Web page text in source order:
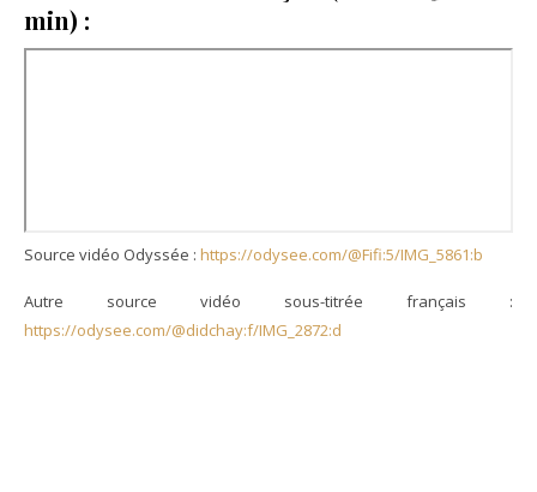
min) :
Source vidéo Odyssée : https://odysee.com/@Fifi:5/IMG_5861:b
Autre source vidéo sous-titrée français :
https://odysee.com/@didchay:f/IMG_2872:d